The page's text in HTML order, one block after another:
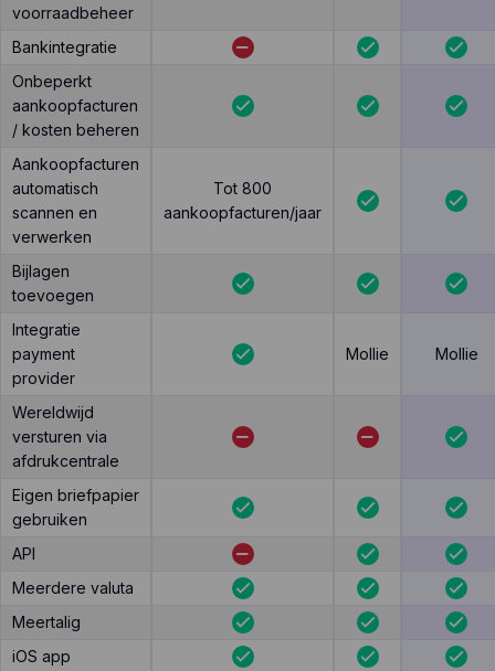
voorraadbeheer
Bankintegratie
Onbeperkt
aankoopfacturen
/ kosten beheren
Aankoopfacturen
automatisch
scannen en
verwerken
Tot 800
aankoopfacturen/jaar
Bijlagen
toevoegen
Integratie
payment
provider
Mollie Mollie
Wereldwijd
versturen via
afdrukcentrale
Eigen briefpapier
gebruiken
API
Meerdere valuta
Meertalig
iOS app